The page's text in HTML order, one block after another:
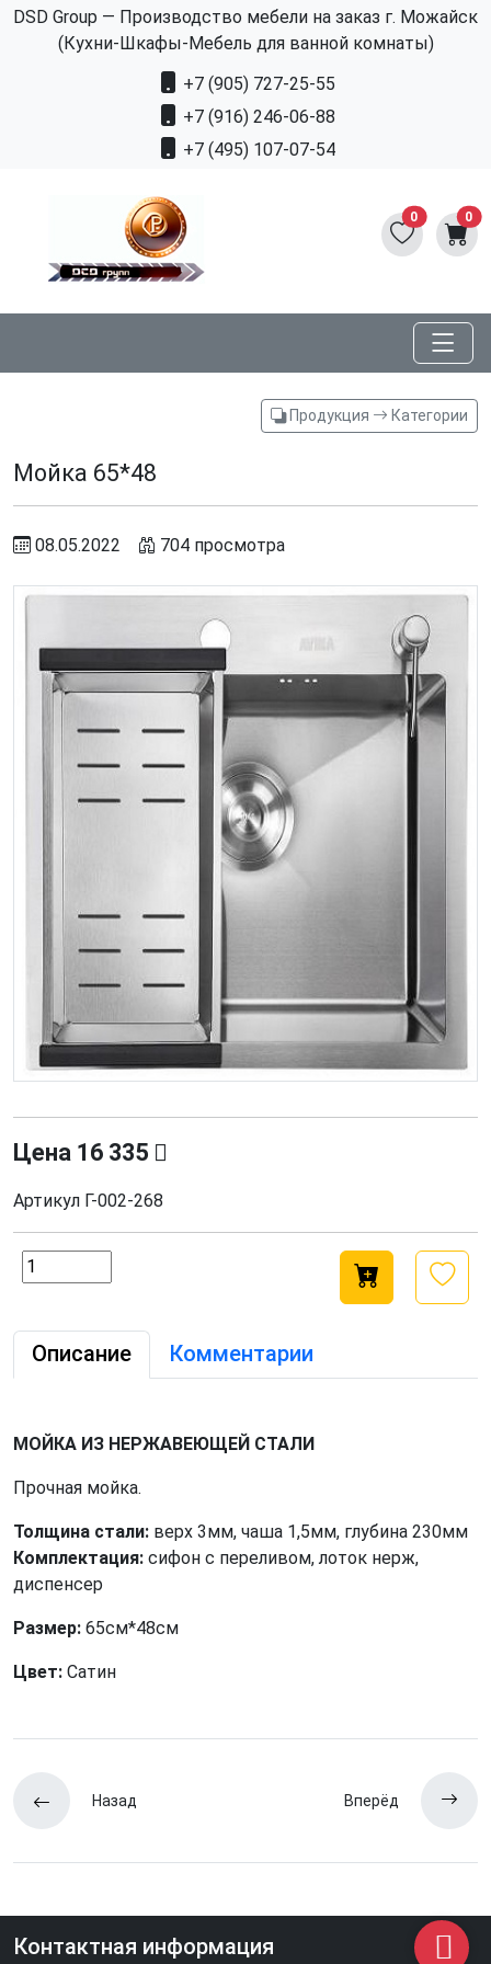
DSD Group — Производство мебели на заказ г. Можайск
(Кухни-Шкафы-Мебель для ванной комнаты)
+7 (905) 727-25-55
+7 (916) 246-06-88
+7 (495) 107-07-54
0 0
Продукция Категории
Мойка 65*48
08.05.2022 704 просмотра
Цена 16 335
Артикул Г-002-268
Описание Комментарии
МОЙКА ИЗ НЕРЖАВЕЮЩЕЙ СТАЛИ
Прочная мойка.
Толщина стали: верх 3мм, чаша 1,5мм, глубина 230мм
Комплектация: сифон с переливом, лоток нерж,
диспенсер
Размер: 65см*48см
Цвет: Сатин
Назад Вперёд
Контактная информация